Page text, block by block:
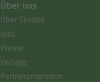
Über uns
Über Skoobe
Jobs
Presse
Verlage
Partnerprogramm